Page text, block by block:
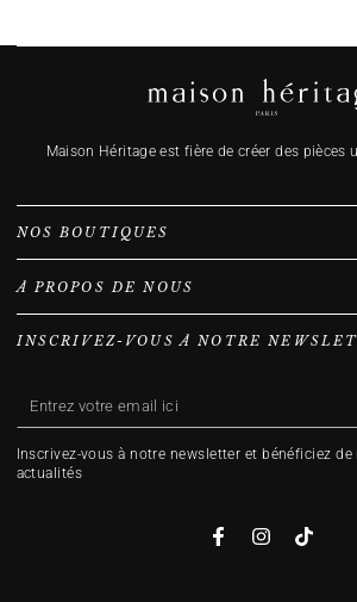
Maison Héritage est fière de créer des pièces
NOS BOUTIQUES
À PROPOS DE NOUS
INSCRIVEZ-VOUS À NOTRE
Entrez
votre
email
Inscrivez-vous à notre newsletter et bénéficiez de
actualités
FacebookInstagramTikTok